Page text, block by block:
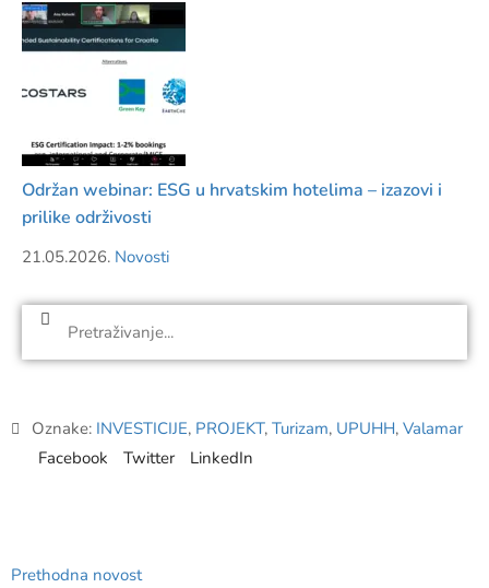
Održan webinar: ESG u hrvatskim hotelima – izazovi i
prilike održivosti
21.05.2026. Novosti
Oznake: INVESTICIJE, PROJEKT, Turizam, UPUHH, Valamar
Facebook
Twitter LinkedIn
Prethodna novost